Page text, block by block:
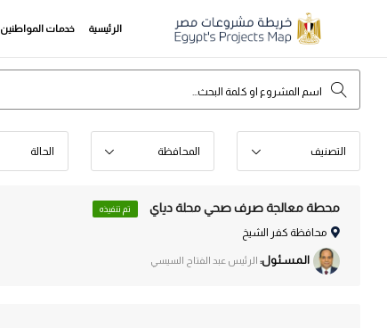
الرئيسية خدمات المواطنين
التصنيف المحافظة الحالة
محطة معالجة صرف صحي محلة دياي تم تنفيذه
محافظة كفر الشيخ
الـمـسـئـول: الرئيس عبد الفتاح السيسي